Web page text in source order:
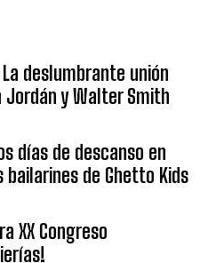
deslumbrante unión
y Walter Smith
días de descanso en
de Ghetto Kids
XX Congreso